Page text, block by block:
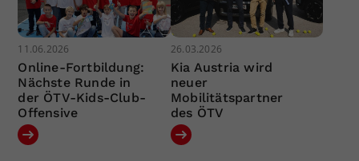
11.06.2026
Online-Fortbildung:
Nächste Runde in
der ÖTV-Kids-Club-
Offensive
26.03.2026
Kia Austria wird
neuer
Mobilitätspartner
des ÖTV